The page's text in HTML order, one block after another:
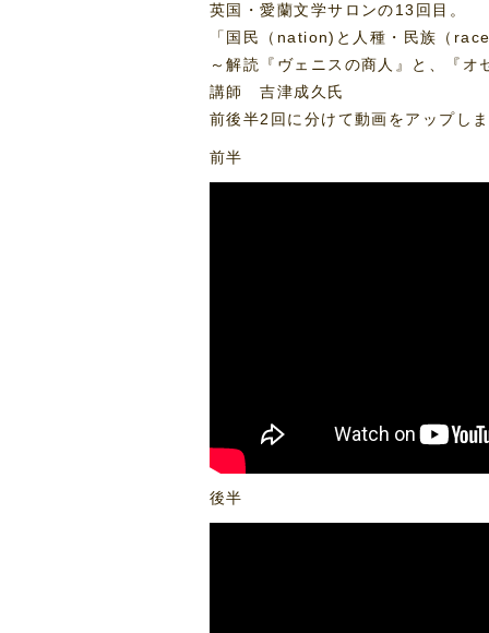
英国・愛蘭文学サロンの13回目。
「国民（nation)と人種・民族（
～解読『ヴェニスの商人』と、『オ
講師 吉津成久氏
前後半2回に分けて動画をアップし
前半
後半